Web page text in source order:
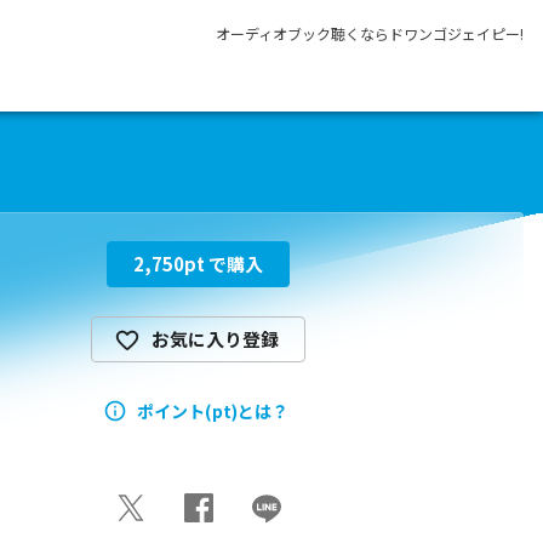
オーディオブック聴くならドワンゴジェイピー!
2,750pt で購入
お気に入り登録
ポイント(pt)とは？